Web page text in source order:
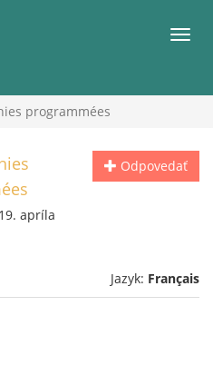
programmées
Odpovedať
apríla
Jazyk: Français